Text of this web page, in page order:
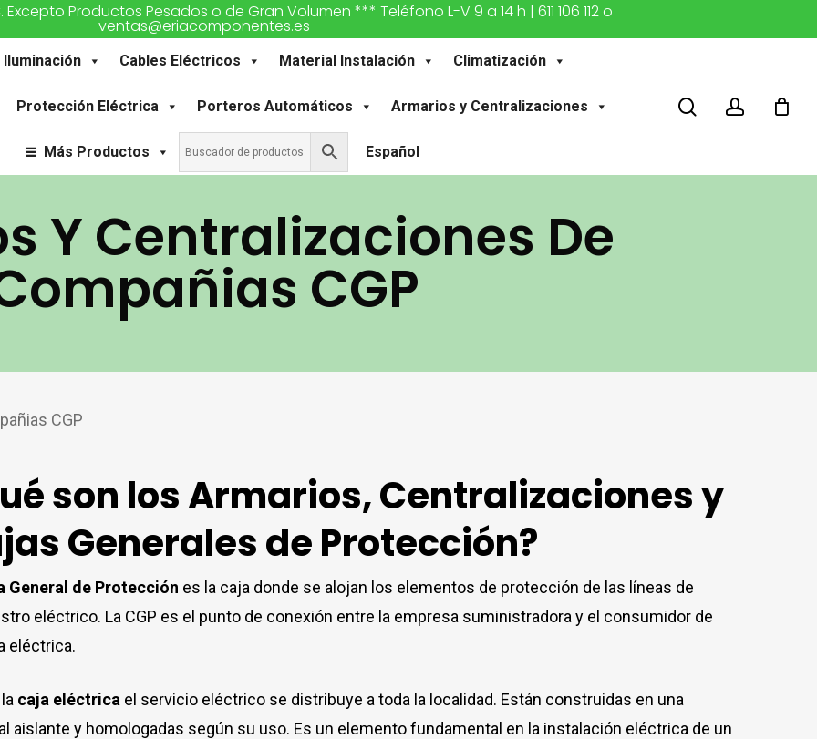
Productos Pesados o de Gran Volumen *** Teléfono L-V 9 a 14 h | 611 106 112 o
ventas@eriacomponentes.es
Iluminación Cables Eléctricos Material Instalación Climatización
Protección Eléctrica Porteros Automáticos Armarios y Centralizaciones
Más Productos Español
buscaraccount
Y Centralizaciones De
CGP
CGP
son los Armarios, Centralizaciones y
Generales de Protección?
General de Protección es la caja donde se alojan los elementos de protección de las líneas de
eléctrico. La CGP es el punto de conexión entre la empresa suministradora y el consumidor de
eléctrica.
caja eléctrica el servicio eléctrico se distribuye a toda la localidad. Están construidas en una
aislante y homologadas según su uso. Es un elemento fundamental en la instalación eléctrica de un